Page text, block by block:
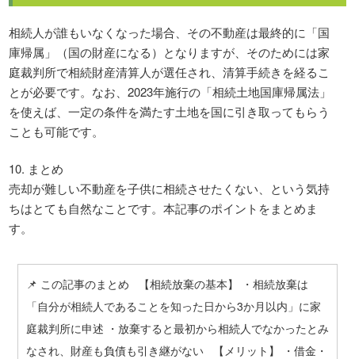
相続人が誰もいなくなった場合、その不動産は最終的に「国
庫帰属」（国の財産になる）となりますが、そのためには家
庭裁判所で相続財産清算人が選任され、清算手続きを経るこ
とが必要です。なお、2023年施行の「相続土地国庫帰属法」
を使えば、一定の条件を満たす土地を国に引き取ってもらう
ことも可能です。
10. まとめ
売却が難しい不動産を子供に相続させたくない、という気持
ちはとても自然なことです。本記事のポイントをまとめま
す。
📌 この記事のまとめ 【相続放棄の基本】 ・相続放棄は
「自分が相続人であることを知った日から3か月以内」に家
庭裁判所に申述 ・放棄すると最初から相続人でなかったとみ
なされ、財産も負債も引き継がない 【メリット】 ・借金・